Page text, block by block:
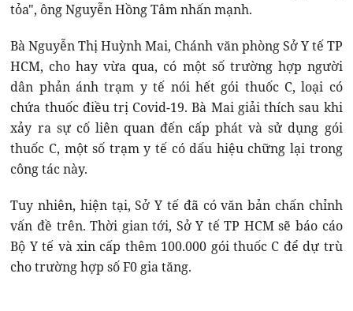
tỏa", ông Nguyễn Hồng Tâm nhấn mạnh.
Bà Nguyễn Thị Huỳnh Mai, Chánh văn phòng Sở Y tế TP
HCM, cho hay vừa qua, có một số trường hợp người
dân phản ánh trạm y tế nói hết gói thuốc C, loại có
chứa thuốc điều trị Covid-19. Bà Mai giải thích sau khi
xảy ra sự cố liên quan đến cấp phát và sử dụng gói
thuốc C, một số trạm y tế có dấu hiệu chững lại trong
công tác này.
Tuy nhiên, hiện tại, Sở Y tế đã có văn bản chấn chỉnh
vấn đề trên. Thời gian tới, Sở Y tế TP HCM sẽ báo cáo
Bộ Y tế và xin cấp thêm 100.000 gói thuốc C để dự trù
cho trường hợp số F0 gia tăng.